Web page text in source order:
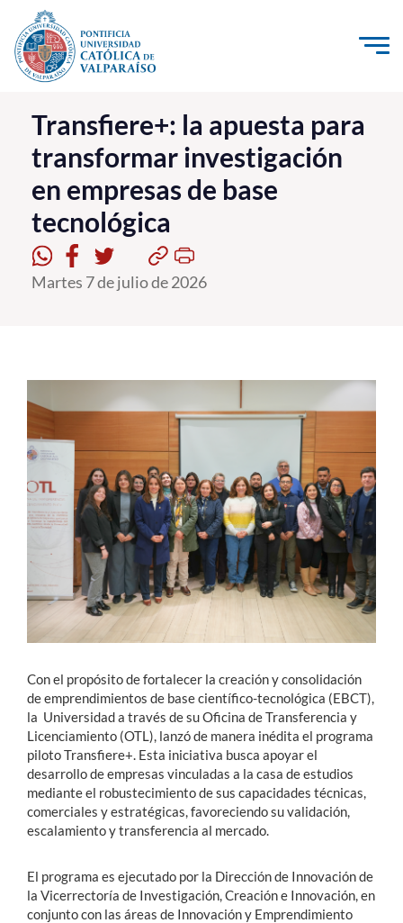
Click acá para ir directamente al contenido
La Universidad
Investigación, Creación e Innovación
PUCV Internacional
Vinculación con el Medio
Admisión
Estudiantes
Académicos
Funcionarios
Alumni
English
Transfiere+: la apuesta para
transformar investigación
en empresas de base
tecnológica
Martes 7 de julio de 2026
Con el propósito de fortalecer la creación y consolidación
de emprendimientos de base científico-tecnológica (EBCT),
la Universidad a través de su Oficina de Transferencia y
Licenciamiento (OTL), lanzó de manera inédita el programa
piloto Transfiere+ Esta iniciativa busca apoyar el
desarrollo de empresas vinculadas a la casa de estudios
mediante el robustecimiento de sus capacidades técnicas,
comerciales y estratégicas, favoreciendo su validación,
escalamiento y transferencia al mercado
El programa es ejecutado por la Dirección de Innovación de
la Vicerrectoría de Investigación, Creación e Innovación, en
conjunto con las áreas de Innovación y Emprendimiento